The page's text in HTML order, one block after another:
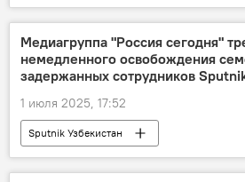
Кредит
АБИИ
Каракалпакстан
реконструкция
дороги
Медиагруппа "Россия сегодня"
немедленного освобождения
задержанных сотрудников
1 июля 2025, 17:52
Sputnik Узбекистан